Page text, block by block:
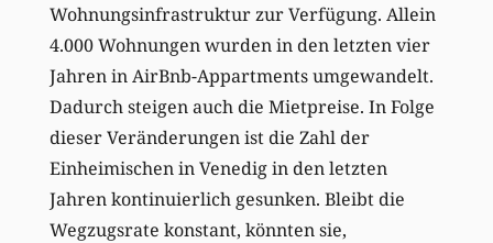
Wohnungsinfrastruktur zur Verfügung. Allein
4.000 Wohnungen wurden in den letzten vier
Jahren in AirBnb-Appartments umgewandelt.
Dadurch steigen auch die Mietpreise. In Folge
dieser Veränderungen ist die Zahl der
Einheimischen in Venedig in den letzten
Jahren kontinuierlich gesunken. Bleibt die
Wegzugsrate konstant, könnten sie,